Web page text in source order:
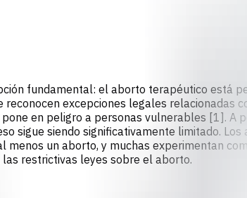
fundamental: el aborto terapéutico está
excepciones legales relacionadas
en peligro a personas vulnerables [1].
sigue siendo significativamente limitado.
un aborto, y muchas experimentan
restrictivas leyes sobre el aborto.